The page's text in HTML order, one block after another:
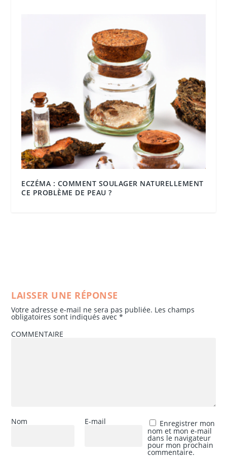
ECZÉMA : COMMENT SOULAGER NATURELLEMENT
CE PROBLÈME DE PEAU ?
LAISSER UNE RÉPONSE
Votre adresse e-mail ne sera pas publiée. Les champs
obligatoires sont indiqués avec*
COMMENTAIRE
Nom E-mail Enregistrer mon
nom et mon e-mail
dans le navigateur
pour mon prochain
commentaire.